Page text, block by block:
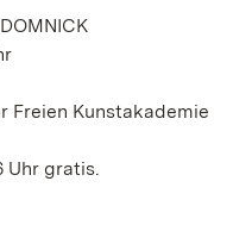
Freien Kunstakademie
Uhr gratis.